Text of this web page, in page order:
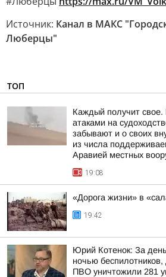
Источник: Канал в МАКС
Люберцы"
ТОП
Каждый получит
атаками на
забывают и о своих
из числа
Аравией местных
19:08
«Дорога жизни» в
19:42
Юрий Котенок: За
ночью
ПВО уничтожили 281